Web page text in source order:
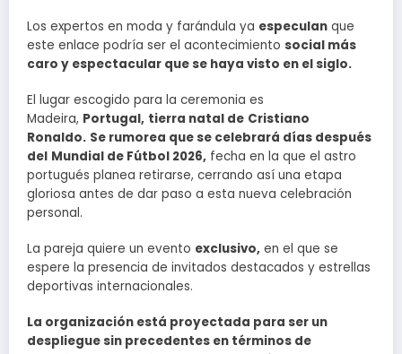
Los expertos en moda y farándula ya especulan que
este enlace podría ser el acontecimiento social más
caro y espectacular que se haya visto en el siglo.
El lugar escogido para la ceremonia es
Madeira, Portugal, tierra natal de Cristiano
Ronaldo. Se rumorea que se celebrará días después
del Mundial de Fútbol 2026, fecha en la que el astro
portugués planea retirarse, cerrando así una etapa
gloriosa antes de dar paso a esta nueva celebración
personal.
La pareja quiere un evento exclusivo, en el que se
espere la presencia de invitados destacados y estrellas
deportivas internacionales.
La organización está proyectada para ser un
despliegue sin precedentes en términos de